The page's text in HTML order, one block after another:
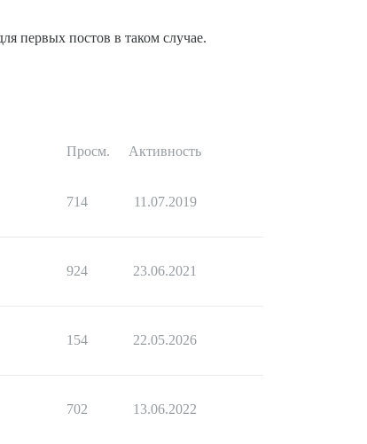
первых постов в таком случае.
Просм. Активность
714 11.07.2019
924 23.06.2021
154 22.05.2026
702 13.06.2022